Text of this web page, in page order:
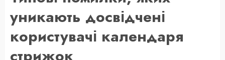
уникають досвідчені
користувачі календаря